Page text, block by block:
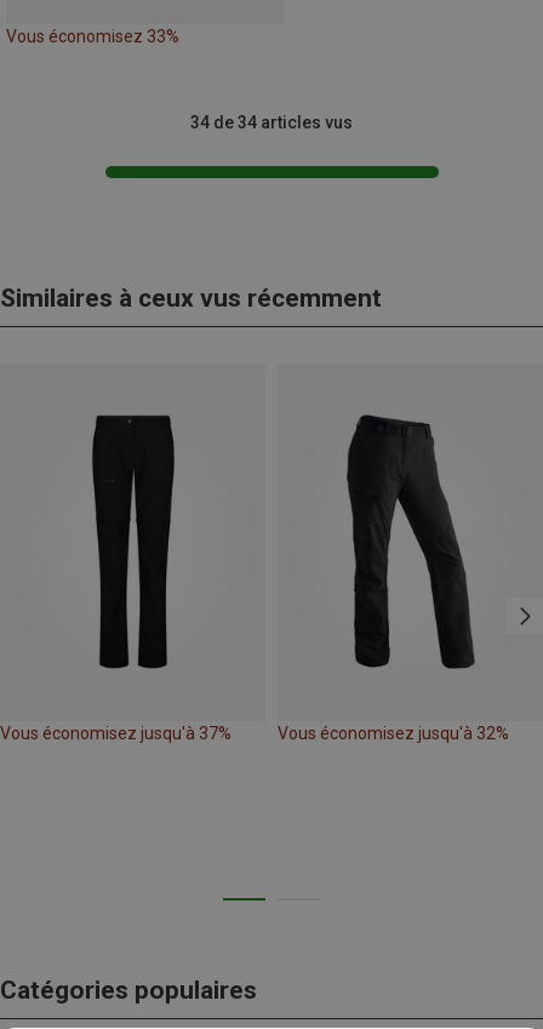
Vous économisez 33%
34 de 34 articles vus
Similaires à ceux vus récemment
Vous économisez jusqu'à 37% Vous économisez jusqu'à 32%
Catégories populaires